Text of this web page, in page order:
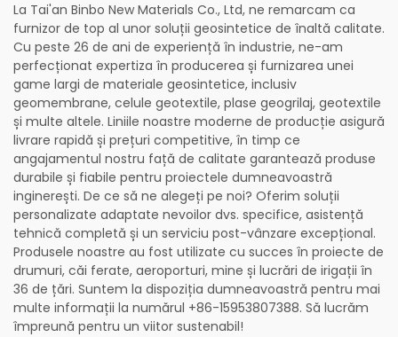
La Tai'an Binbo New Materials Co., Ltd, ne remarcam ca
furnizor de top al unor soluții geosintetice de înaltă calitate.
Cu peste 26 de ani de experiență în industrie, ne-am
perfecționat expertiza în producerea și furnizarea unei
game largi de materiale geosintetice, inclusiv
geomembrane, celule geotextile, plase geogrilaj, geotextile
și multe altele. Liniile noastre moderne de producție asigură
livrare rapidă și prețuri competitive, în timp ce
angajamentul nostru față de calitate garantează produse
durabile și fiabile pentru proiectele dumneavoastră
inginerești. De ce să ne alegeți pe noi? Oferim soluții
personalizate adaptate nevoilor dvs. specifice, asistență
tehnică completă și un serviciu post-vânzare excepțional.
Produsele noastre au fost utilizate cu succes în proiecte de
drumuri, căi ferate, aeroporturi, mine și lucrări de irigații în
36 de țări. Suntem la dispoziția dumneavoastră pentru mai
multe informații la numărul +86-15953807388. Să lucrăm
împreună pentru un viitor sustenabil!